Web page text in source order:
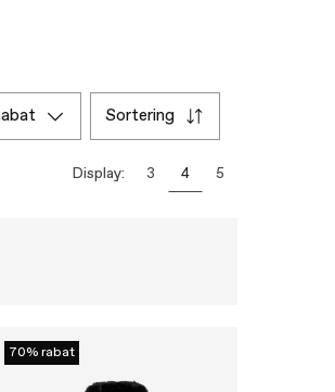
rabat sortering
Display: 3 4 5
70% rabat